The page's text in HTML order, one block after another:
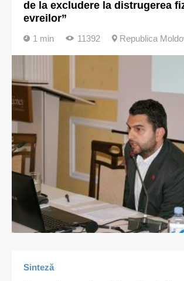
de la excludere la distrugerea
evreilor”
1 min 11392 Republica
Sinteză